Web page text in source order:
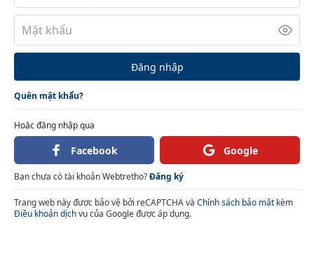
Đăng nhập
Quên mật khẩu?
Hoặc đăng nhập qua
Facebook Google
Bạn chưa có tài khoản Webtretho?Đăng ký
Trang web này được bảo vệ bởi reCAPTCHA và Chính sách bảo mật kèm
Điều khoản dịch vụcủa Google được áp dụng.